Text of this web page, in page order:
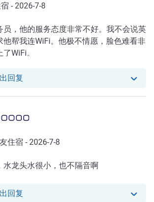
- 2026-7-8
员，他的服务态度非常不好。我不会说英
他帮我连WiFi。他极不情愿，脸色难看非
WiFi。
回复 我们酒店已对 Song Z. 的评论作出回
见评级 1.0/5
住宿 - 2026-7-8
水龙头水很小，也不隔音啊
回复 我们酒店已对 Chenglan Y. 的评论作